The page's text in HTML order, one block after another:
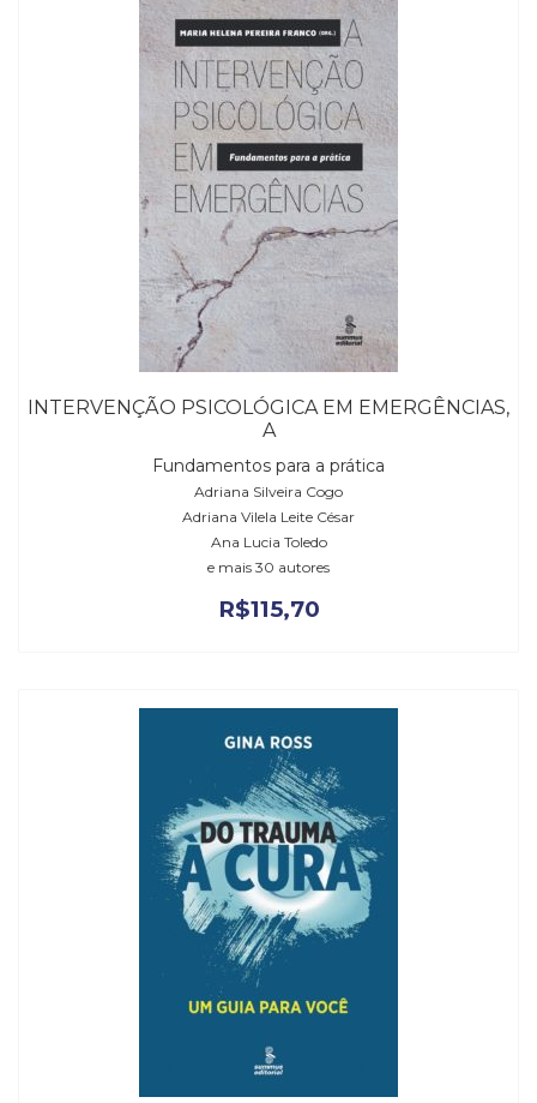
INTERVENÇÃO PSICOLÓGICA EM EMERGÊNCIAS,
A
Fundamentos para a prática
Adriana Silveira Cogo
Adriana Vilela Leite César
Ana Lucia Toledo
e mais 30 autores
R$115,70